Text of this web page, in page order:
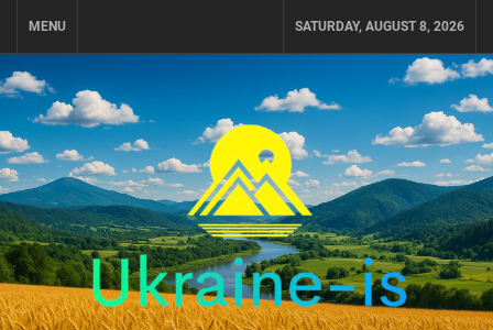
MENU SATURDAY, AUGUST 8, 2026